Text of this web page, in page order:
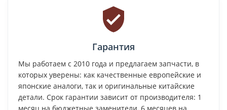
Гарантия
Мы работаем с 2010 года и предлагаем запчасти, в
которых уверены: как качественные европейские и
японские аналоги, так и оригинальные китайские
детали. Срок гарантии зависит от производителя: 1
месяц на бюджетные заменители, 6 месяцев на